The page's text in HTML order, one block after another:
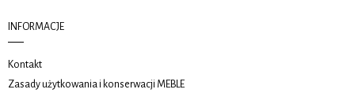
INFORMACJE
Kontakt
Zasady użytkowania i konserwacji MEBLE